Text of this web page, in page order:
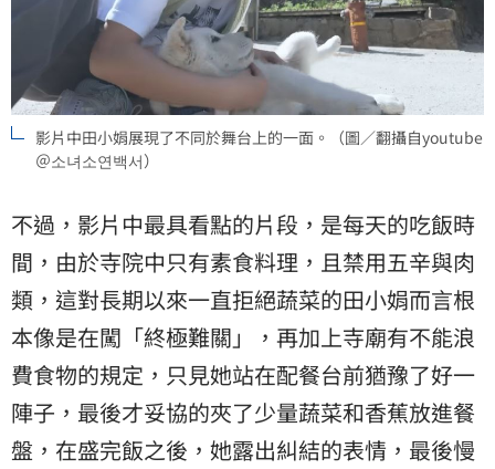
影片中田小娟展現了不同於舞台上的一面。（圖／翻攝自youtube
＠소녀소연백서）
不過，影片中最具看點的片段，是每天的吃飯時
間，由於寺院中只有素食料理，且禁用五辛與肉
類，這對長期以來一直拒絕蔬菜的田小娟而言根
本像是在闖「終極難關」，再加上寺廟有不能浪
費食物的規定，只見她站在配餐台前猶豫了好一
陣子，最後才妥協的夾了少量蔬菜和香蕉放進餐
盤，在盛完飯之後，她露出糾結的表情，最後慢